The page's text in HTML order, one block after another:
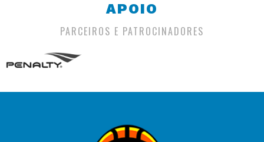
APOIO
PARCEIROS E PATROCINADORES